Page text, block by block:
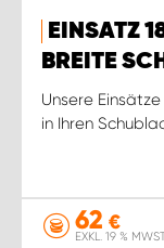
EINSATZ
BREITE
Unsere
in Ihren
62 €
EXKL. 19 %